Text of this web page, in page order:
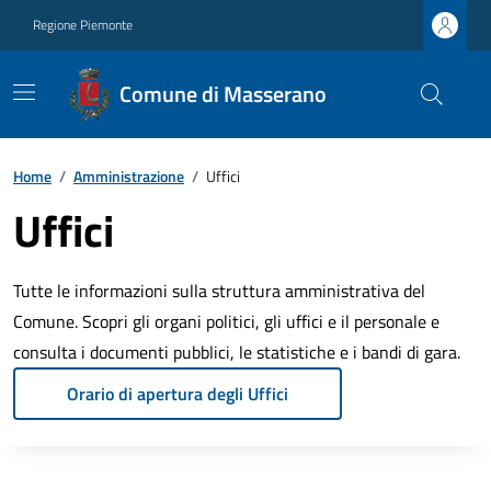
Regione Piemonte
Comune di Masserano
Home / Amministrazione / Uffici
Uffici
Tutte le informazioni sulla struttura amministrativa del
Comune. Scopri gli organi politici, gli uffici e il personale e
consulta i documenti pubblici, le statistiche e i bandi di gara.
Orario di apertura degli Uffici